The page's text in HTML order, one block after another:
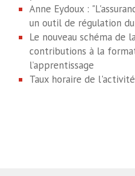
Anne Eydoux :
un outil de régulation
Le nouveau schéma de
contributions à la
l’apprentissage
Taux horaire de